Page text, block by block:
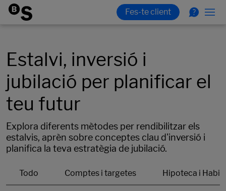
Estalvi, inversió i
jubilació per planificar el
teu futur
Explora diferents mètodes per rendibilitzar els
estalvis, aprèn sobre conceptes clau d'inversió i
planifica la teva estratègia de jubilació.